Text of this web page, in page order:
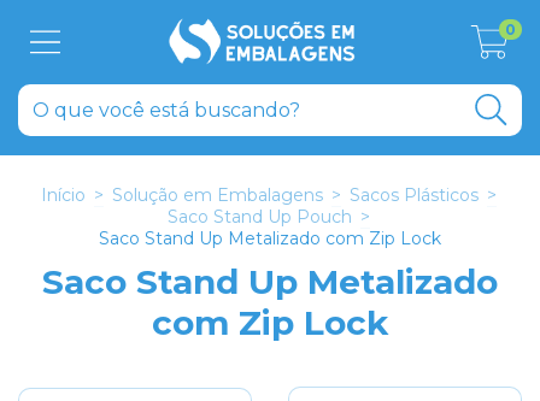
0
Início > Solução em Embalagens > Sacos Plásticos >
Saco Stand Up Pouch >
Saco Stand Up Metalizado com Zip Lock
Saco Stand Up Metalizado
com Zip Lock